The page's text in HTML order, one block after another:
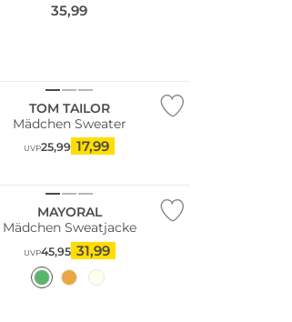
35,99
TOM TAILOR
Mädchen Sweater
UVP25,99 17,99
MAYORAL
Mädchen Sweatjacke
UVP45,95 31,99